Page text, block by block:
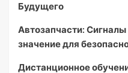
Будущего
Автозапчасти: Сигналы
значение для
Дистанционное